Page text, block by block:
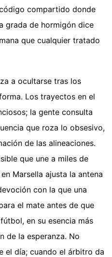
compartido donde
grada de hormigón dice
que cualquier tratado
a ocultarse tras los
Los trayectos en el
la gente consulta
que roza lo obsesivo,
de las alineaciones.
que une a miles de
Marsella ajusta la antena
con la que una
el mate antes de que
en su esencia más
de la esperanza. No
el día; cuando el árbitro da